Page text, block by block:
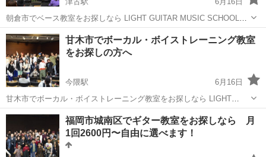
朝倉市でベース教室をお探しなら LIGHT GUITAR MUSIC SCHOOLが
おすすめです。 朝倉市から車で約30分でつく場所に教室がありますの
で朝倉市から来られている生徒さんもたくさんいます！ 楽器も持...
福岡 朝倉市 津古駅 レッスン
甘木市でボーカル・ボイストレーニング教室
をお探しの方へ
今隈駅
6月16日
甘木市でボーカル・ボイストレーニング教室をお探しなら LIGHT
GUITAR MUSIC SCHOOLがおすすめです。 ↓ ↓ ↓
https://lightmusicschool.jp/vocal/ 音楽の経験0...
福岡 三井郡 今隈駅 ボーカル ボイストレーニング
福岡市城南区でギター教室をお探しなら 月
1回2600円〜自由に選べます！